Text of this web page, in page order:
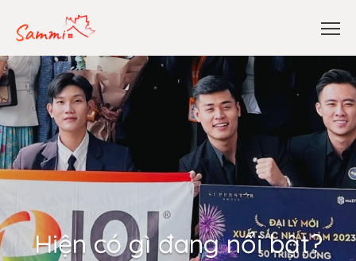
Hiện có gì đang nổi bật?